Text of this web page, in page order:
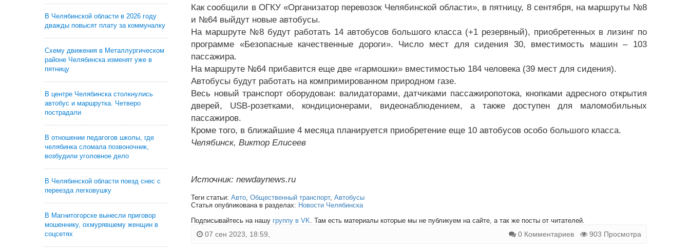
В Челябинской области в 2026 году
дважды повысят плату за коммуналку
Схему движения в Металлургическом
районе Челябинска изменят уже в
пятницу
В центре Челябинска столкнулись
автобус и маршрутка. Четверо
пострадали
В отношении педагогов школы, где
челябинка сломала позвоночник,
возбудили уголовное дело
В Челябинской области поезд снес с
переезда легковушку
В Магнитогорске вынесли приговор
мошеннику, охмурявшему женщин в
соцсетях
Как сообщили в ОГКУ «Организатор перевозок Челябинской области», в пятницу, 8 сентября, на маршруты №8
и №64 выйдут новые автобусы.
На маршруте №8 будут работать 14 автобусов большого класса (+1 резервный), приобретенных в лизинг по
программе «Безопасные качественные дороги». Число мест для сидения 30, вместимость машин – 103
пассажира.
На маршруте №64 прибавится еще две «гармошки» вместимостью 184 человека (39 мест для сидения).
Автобусы будут работать на компримированном природном газе.
Весь новый транспорт оборудован: валидаторами, датчиками пассажиропотока, кнопками адресного открытия
дверей, USB-розетками, кондиционерами, видеонаблюдением, а также доступен для маломобильных
пассажиров.
Кроме того, в ближайшие 4 месяца планируется приобретение еще 10 автобусов особо большого класса.
Челябинск, Виктор Елисеев
Источник: newdaynews.ru
Теги статьи: Авто Общественный транспорт, Автобусы
Статья опубликована в разделах: Новости Челябинска
Подписывайтесь на нашу группу в VK . Там есть материалы которые мы не публикуем на сайте, а так же посты от читателей.
07 сен 2023, 18:59, 0 Комментариев 903 Просмотра